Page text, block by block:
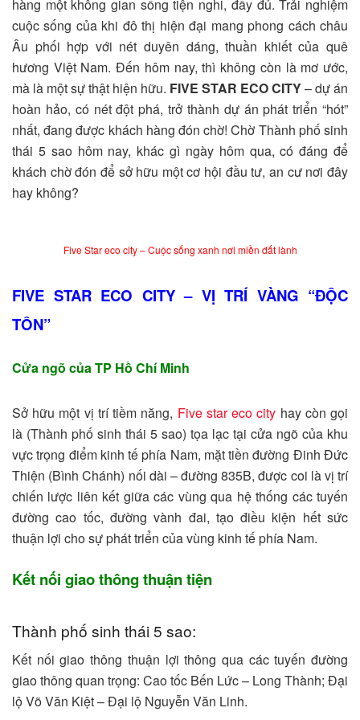
hàng một không gian sống tiện nghi, đầy đủ. Trải nghiệm
cuộc sống của khi đô thị hiện đại mang phong cách châu
Âu phối hợp với nét duyên dáng, thuần khiết của quê
hương Việt Nam. Đến hôm nay, thì không còn là mơ ước,
mà là một sự thật hiện hữu. FIVE STAR ECO CITY– dự án
hoàn hảo, có nét đột phá, trở thành dự án phát triển “hót”
nhất, đang được khách hàng đón chờ! Chờ Thành phố sinh
thái 5 sao hôm nay, khác gì ngày hôm qua, có đáng để
khách chờ đón để sở hữu một cơ hội đầu tư, an cư nơi đây
hay không?
Five Star eco city – Cuộc sống xanh nơi miền đất lành
FIVE STAR ECO CITY – VỊ TRÍ VÀNG “ĐỘC
TÔN”
Cửa ngõ của TP Hồ Chí Minh
Sở hữu một vị trí tiềm năng, Five star eco city hay còn gọi
là (Thành phố sinh thái 5 sao) tọa lạc tại cửa ngõ của khu
vực trọng điểm kinh tế phía Nam, mặt tiền đường Đinh Đức
Thiện (Bình Chánh) nối dài – đường 835B, được coi là vị trí
chiến lược liên kết giữa các vùng qua hệ thống các tuyến
đường cao tốc, đường vành đai, tạo điều kiện hết sức
thuận lợi cho sự phát triển của vùng kinh tế phía Nam.
Kết nối giao thông thuận tiện
Thành phố sinh thái 5 sao:
Kết nối giao thông thuận lợi thông qua các tuyến đường
giao thông quan trọng: Cao tốc Bến Lức – Long Thành; Đại
lộ Võ Văn Kiệt – Đại lộ Nguyễn Văn Linh.